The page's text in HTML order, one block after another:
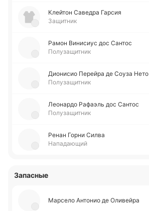
Клей­тон Са­ве­дра Гарсия
Защитник
Рамон Ви­ни­сиус дос Сантос
Полузащитник
Дио­ни­сио Пе­рей­ра де Соуза Нето
Полузащитник
Лео­на­рдо Ра­фаэль дос Сантос
Полузащитник
Ренан Горни Силва
Нападающий
Запасные
Ма­рсе­ло Анто­нио де Оли­вей­ра